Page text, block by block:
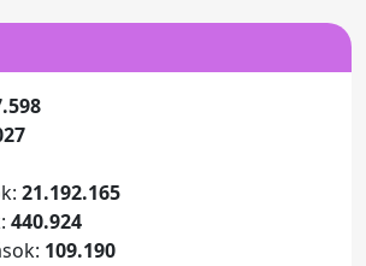
21.192.165
440.924
109.190